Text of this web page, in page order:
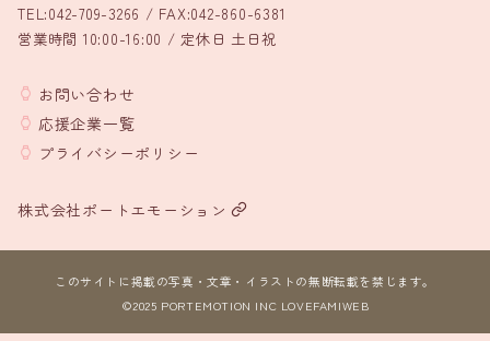
TEL:042-709-3266 / FAX:042-860-6381
営業時間 10:00-16:00 / 定休日 土日祝
お問い合わせ
応援企業一覧
プライバシーポリシー
株式会社ポートエモーション
このサイトに掲載の写真・文章・イラストの無断転載を禁じます。
©︎2025 PORTEMOTION INC LOVEFAMIWEB